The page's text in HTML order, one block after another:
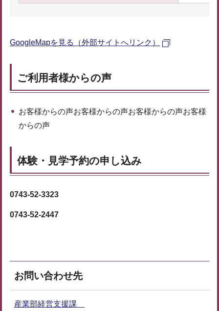
GoogleMapを見る（外部サイトへリンク）
ご利用者様からの声
お客様からの声お客様からの声お客様からの声お客様
からの声
体験・見学予約の申し込み
0743-52-3323
0743-52-2447
お問い合わせ先
産業部経営支援課